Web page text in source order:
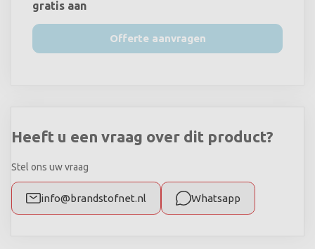
gratis aan
Offerte aanvragen
Heeft u een vraag over dit product?
Stel ons uw vraag
info@brandstofnet.nl Whatsapp